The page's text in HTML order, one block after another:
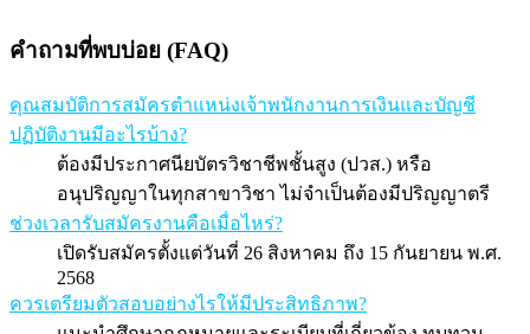
คำถามที่พบบ่อย (FAQ)
คุณสมบัติการสมัครตำแหน่งเจ้าพนักงานการเงินและบัญชี
ปฏิบัติงานมีอะไรบ้าง?
ต้องมีประกาศนียบัตรวิชาชีพชั้นสูง (ปวส.) หรือ
อนุปริญญาในทุกสาขาวิชา ไม่จำเป็นต้องมีปริญญาตรี
ช่วงเวลารับสมัครงานคือเมื่อไหร่?
เปิดรับสมัครตั้งแต่วันที่ 26 สิงหาคม ถึง 15 กันยายน พ.ศ.
2568
ควรเตรียมตัวสอบอย่างไรให้มีประสิทธิภาพ?